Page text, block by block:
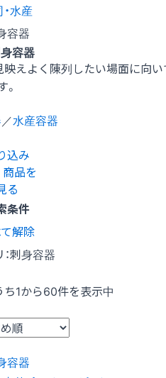
水産
容器
容器
よく陳列したい場面に向い
。
／水産容器
込み
商品を
る
条件
解除
刺身容器
ち1から60件を表示中
容器